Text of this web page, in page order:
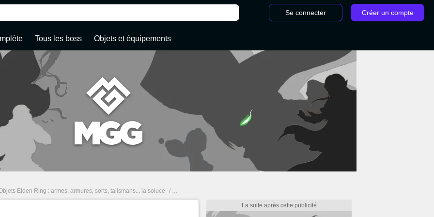
Se connecter Créer un compte
Tous les boss Objets et équipements
Elden Ring : armes, armures, sorts, talismans... la soluce / Essaim de mouche Elden Ring : où trouver cette incantation ?